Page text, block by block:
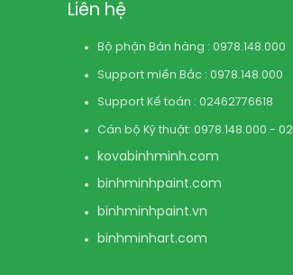
Liên hệ
Bộ phận Bán hàng : 0978.148.000
Support miền Bắc : 0978.148.000
Support Kế toán : 02462776618
Cán bộ Kỹ thuật: 0978.148.000 -
kovabinhminh.com
binhminhpaint.com
binhminhpaint.vn
binhminhart.com